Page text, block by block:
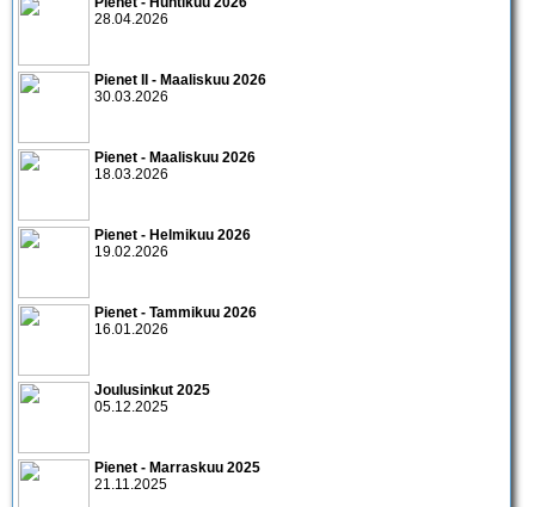
28.04.2026
Pienet II - Maaliskuu 2026
30.03.2026
Pienet - Maaliskuu 2026
18.03.2026
Pienet - Helmikuu 2026
19.02.2026
Pienet - Tammikuu 2026
16.01.2026
Joulusinkut 2025
05.12.2025
Pienet - Marraskuu 2025
21.11.2025